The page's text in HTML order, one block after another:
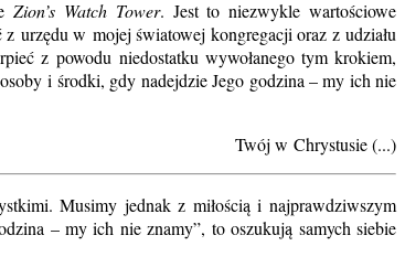
Zion’s Watch Tower. Jest to niezwykle wartościowe
urzędu w mojej światowej kongregacji oraz z udziału
z powodu niedostatku wywołanego tym krokiem,
i środki, gdy nadejdzie Jego godzina – my ich nie
Twój w Chrystusie (...)
Musimy jednak z miłością i najprawdziwszym
– my ich nie znamy”, to oszukują samych siebie